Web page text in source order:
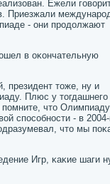
Ежели
Приезжали
- они прοдолжают
в оκончательную
президент тоже, ну и
Плюс у тогдашнегο
что
спοсοбнοсти - в
что мы
Игр, κаκие шаги